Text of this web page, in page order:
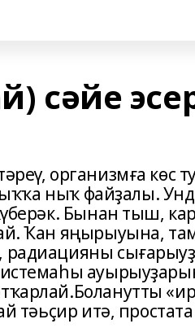
сәйе
организмға көс
ныҡ файҙалы.
Бынан тыш,
Ҡан яңырыуына,
тәьҫир итә,